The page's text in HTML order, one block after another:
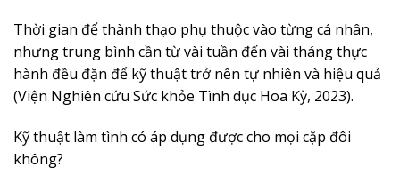
Thời gian để thành thạo phụ thuộc vào từng cá nhân,
nhưng trung bình cần từ vài tuần đến vài tháng thực
hành đều đặn để kỹ thuật trở nên tự nhiên và hiệu quả
(Viện Nghiên cứu Sức khỏe Tình dục Hoa Kỳ, 2023).
Kỹ thuật làm tình có áp dụng được cho mọi cặp đôi
không?